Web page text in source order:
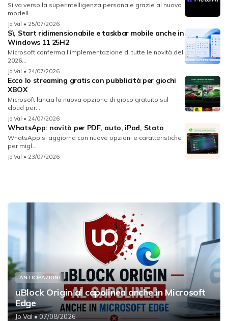
Si va verso la superintelligenza personale grazie al nuovo
modell...
Jo Val • 25/07/2026
Sì, Start ridimensionabile e taskbar mobile anche in
Windows 11 25H2
Microsoft conferma l'implementazione di tutte le novità del
2026...
Jo Val • 24/07/2026
Ecco lo streaming gratis con pubblicità per giochi
XBOX
Microsoft lancia la nuova opzione di gioco gratuito sul
cloud per...
Jo Val • 24/07/2026
WhatsApp: novità per PDF, auto, iPad, Stato
WhatsApp si aggiorna con nuove opzioni e caratteristiche
per migl...
Jo Val • 23/07/2026
ANTICIPAZIONI
uBlock Origin al capolinea anche in Microsoft
Edge
Jo Val• 07/08/2026